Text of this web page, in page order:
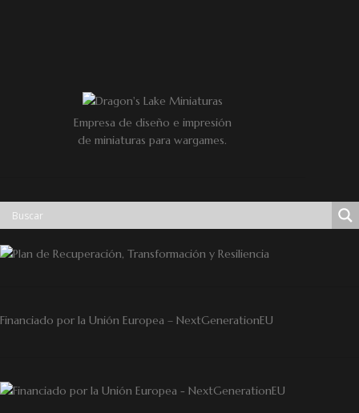
Empresa de diseño e impresión
de miniaturas para wargames.
Financiado por la Unión Europea – NextGenerationEU